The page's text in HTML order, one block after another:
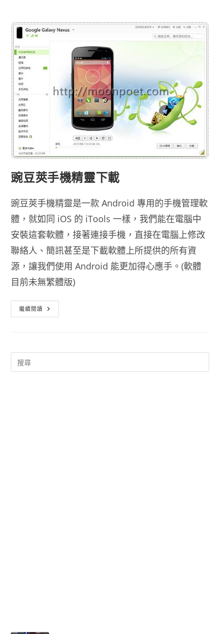
豌豆莢手機精靈下載
豌豆莢手機精靈是一款 Android 專用的手機管理軟
體，就如同 iOS 的 iTools 一樣，我們能在電腦中
安裝這套軟體，接著連接手機，直接在電腦上修改
聯絡人、簡訊甚至是下載軟體上所提供的所有資
源，讓我們使用 Android 能更加得心應手。(軟體
目前未無繁體版)
繼續閱讀 豌
豆
靈